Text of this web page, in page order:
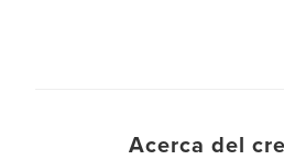
Acerca del